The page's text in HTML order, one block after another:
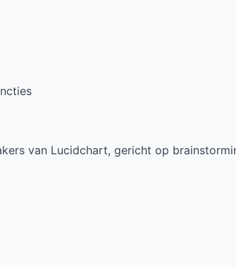
van Lucidchart, gericht op